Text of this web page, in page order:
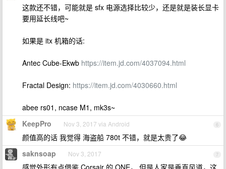
这款还不错，可能就是 sfx 电源选择比较少，还是就是装长显卡
要用延长线吧~
如果是 itx 机箱的话:
Antec Cube-Ekwb https://item.jd.com/4037094.html
Fractal Design: https://item.jd.com/4030660.html
abee rs01, ncase M1, mk3s~
6
KeepPro Nov 3, 2017 via Android
颜值高的话 我觉得 海盗船 780t 不错，就是太贵了😂
7
saknsoap Nov 3, 2017
感觉外形有点借鉴 Corsair 的 ONE， 但是人家是垂直风道，这